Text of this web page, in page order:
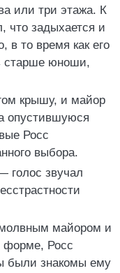
или три этажа. К
что задыхается и
в то время как его
старше юноши,
крышу, и майор
опустившуюся
Росс
выбора.
звучал
майором и
форме, Росс
были знакомы ему